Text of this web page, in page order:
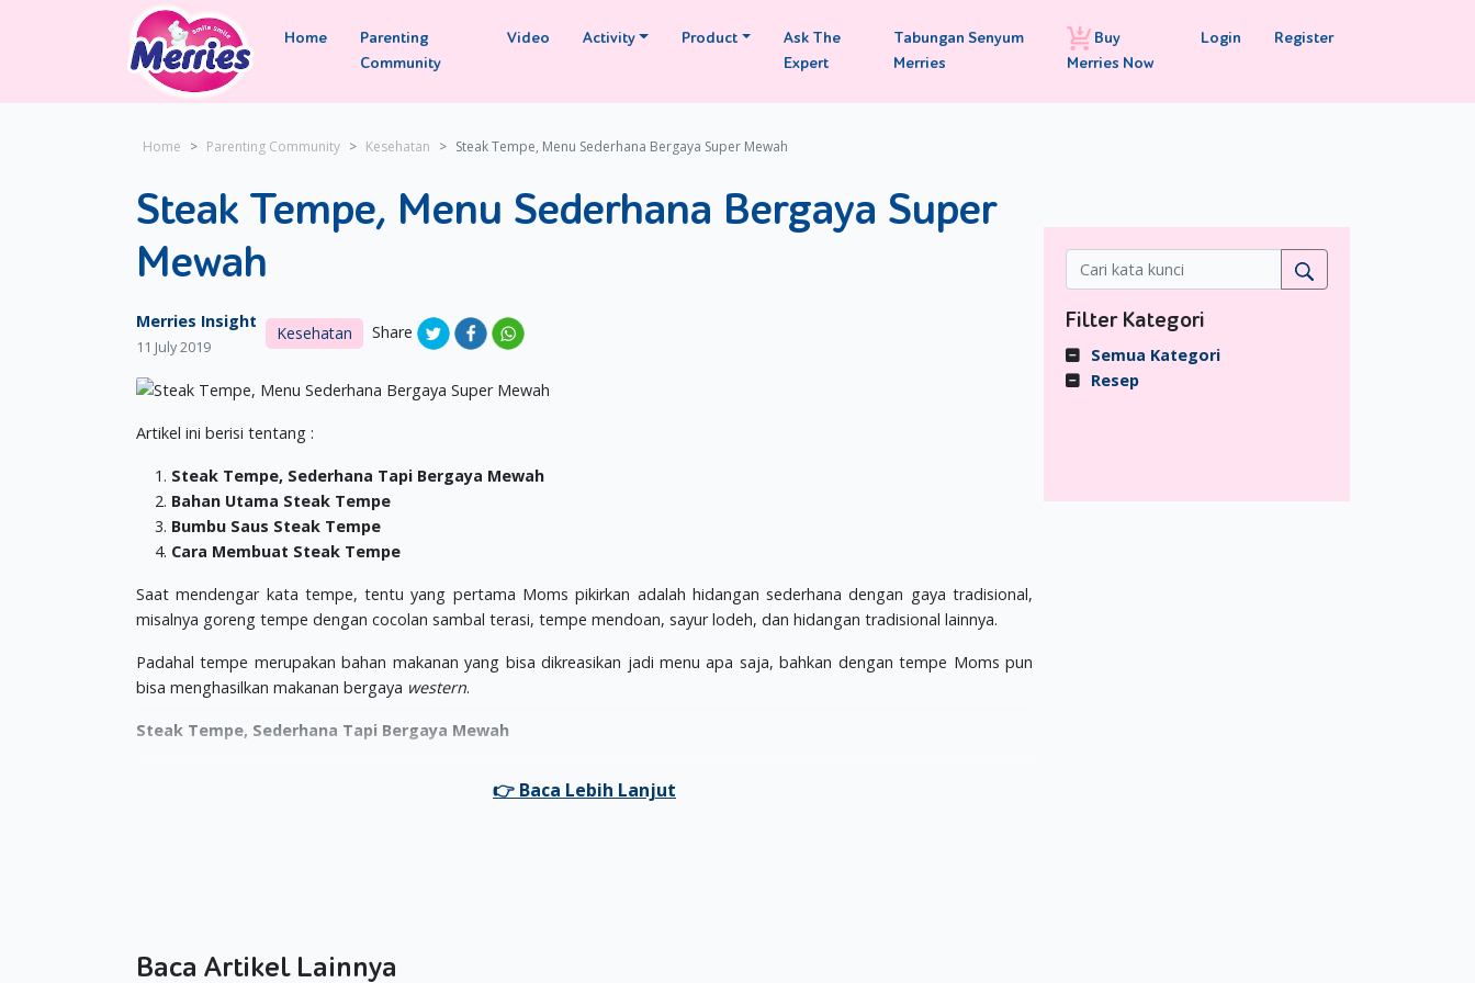
Home
Parenting
Community
Video Activity Product
Ask The
Expert
Tabungan Senyum
Merries
Buy
Merries Now
Login Register
Home Parenting Community Kesehatan Steak Tempe, Menu Sederhana Bergaya Super Mewah
Steak Tempe, Menu Sederhana Bergaya Super
Mewah
Merries Insight
11 July 2019
Kesehatan Share
Artikel ini berisi tentang :
Steak Tempe, Sederhana Tapi Bergaya Mewah
Bahan Utama Steak Tempe
Bumbu Saus Steak Tempe
Cara Membuat Steak Tempe
Saat mendengar kata tempe, tentu yang pertama Moms pikirkan adalah hidangan sederhana dengan gaya tradisional,
misalnya goreng tempe dengan cocolan sambal terasi, tempe mendoan, sayur lodeh, dan hidangan tradisional lainnya.
Padahal tempe merupakan bahan makanan yang bisa dikreasikan jadi menu apa saja, bahkan dengan tempe Moms pun
bisa menghasilkan makanan bergaya western.
Steak Tempe, Sederhana Tapi Bergaya Mewah
diciptakan oleh para vegetarian untuk menutupi rasa kangen mereka pada daging, tanpa melanggar prinsip untuk tidak
300 gram tempe, dikukus
Baca Artikel Lainnya
Filter Kategori
Semua Kategori
Resep